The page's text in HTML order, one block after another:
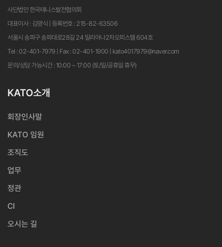
사단법인 한국테니스발전협의회
대표이사 : 김영식 | 등록번호 : 215-82-63506
서울시 송파구 송파대로28길 24 밀리아나2차오피스텔 604호
Tel : 02-401-7979 | Fax : 02-401-1900 | kato4017979@naver.com
문의/상담 가능시간 : 10:00 ~ 17:00 (토/일/공휴일 휴무)
KATO소개
회장인사말
KATO 임원
조직도
업무
정관
CI
오시는 길